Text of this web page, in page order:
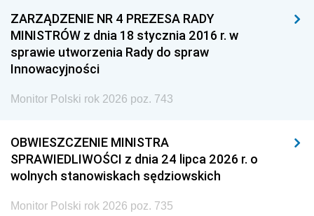
ZARZĄDZENIE NR 4 PREZESA RADY
MINISTRÓW z dnia 18 stycznia 2016 r. w
sprawie utworzenia Rady do spraw
Innowacyjności
Monitor Polski rok 2026 poz. 743
OBWIESZCZENIE MINISTRA
SPRAWIEDLIWOŚCI z dnia 24 lipca 2026 r. o
wolnych stanowiskach sędziowskich
Monitor Polski rok 2026 poz. 735